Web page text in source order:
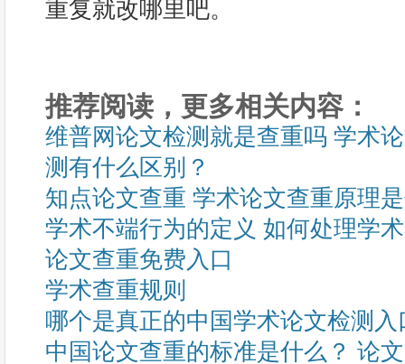
重复就改哪里吧。
推荐阅读，更多相关内容：
维普网论文检测就是查重吗 学术
测有什么区别？
知点论文查重 学术论文查重原理
学术不端行为的定义 如何处理学
论文查重免费入口
学术查重规则
哪个是真正的中国学术论文检测入
中国论文查重的标准是什么？ 论